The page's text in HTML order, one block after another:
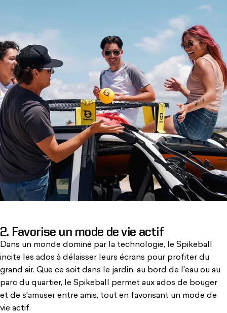
2. Favorise un mode de vie actif
Dans un monde dominé par la technologie, le Spikeball
incite les ados à délaisser leurs écrans pour profiter du
grand air. Que ce soit dans le jardin, au bord de l'eau ou au
parc du quartier, le Spikeball permet aux ados de bouger
et de s'amuser entre amis, tout en favorisant un mode de
vie actif.